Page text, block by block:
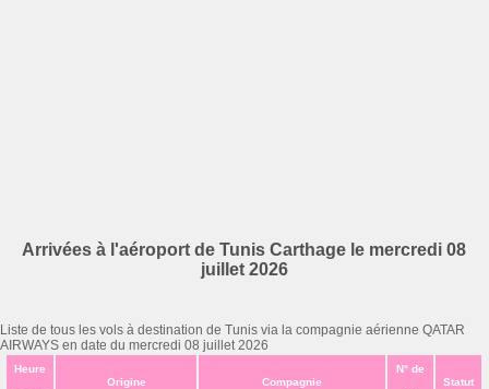
Arrivées à l'aéroport de Tunis Carthage le mercredi 08
juillet 2026
Liste de tous les vols à destination de Tunis via la compagnie aérienne QATAR
AIRWAYS en date du mercredi 08 juillet 2026
Heure
Origine Compagnie
N° de
Statut